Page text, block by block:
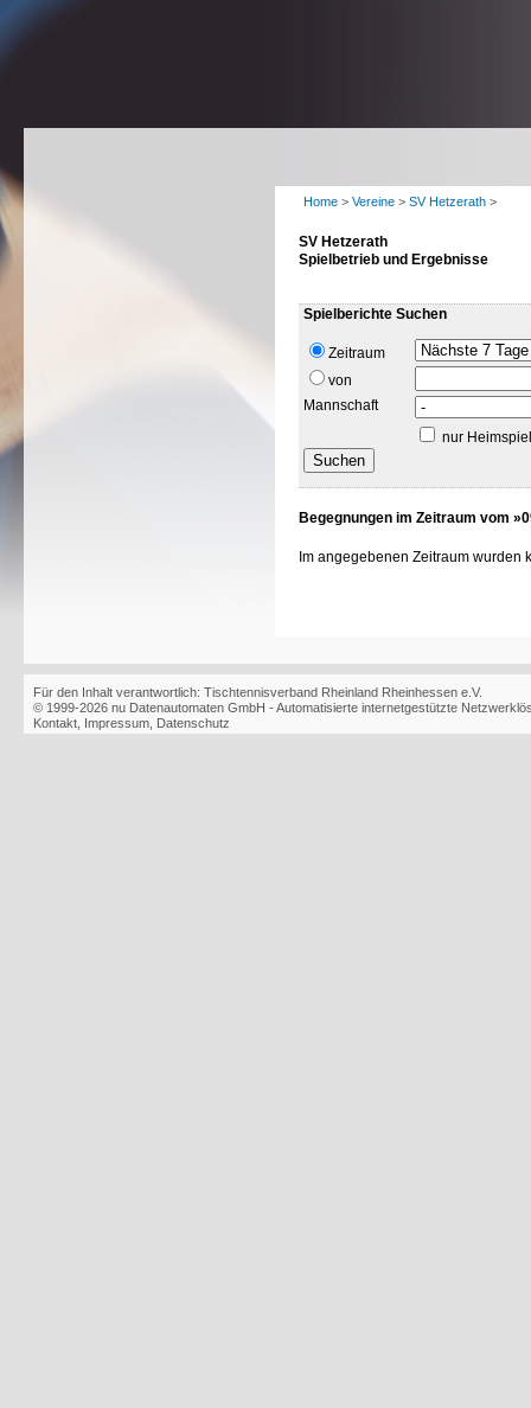
Home > Vereine > SV Hetzerath >
SV Hetzerath
Spielbetrieb und Ergebnisse
Spielberichte Suchen
Zeitraum
von
Mannschaft
nur
Begegnungen im Zeitraum vom
Im angegebenen Zeitraum wurden
Für den Inhalt verantwortlich: Tischtennisverband Rheinland Rheinhessen e.V.
© 1999-2026 nu Datenautomaten GmbH - Automatisierte internetgestützte
Kontakt Impressum Datenschutz